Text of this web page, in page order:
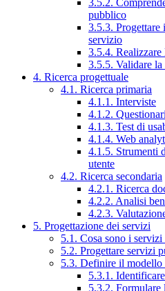
3.5.2.
pubblico
3.5.3. Progettare
servizio
3.5.4. Realizzare
3.5.5. Validare la
4. Ricerca progettuale
4.1. Ricerca primaria
4.1.1. Interviste
4.1.2. Questionari
4.1.3. Test di
4.1.4. Web
4.1.5. Strumenti
utente
4.2. Ricerca secondaria
4.2.1. Ricerca
4.2.2. Analisi
4.2.3.
5. Progettazione dei servizi
5.1. Cosa sono i
5.2. Progettare servizi
5.3. Definire il modello
5.3.1.
5.3.2. Formulare